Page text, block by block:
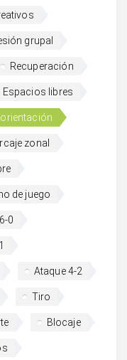
grupal
Recuperación
Espacios libres
zonal
de juego
0
Ataque 4-2
Tiro
Blocaje